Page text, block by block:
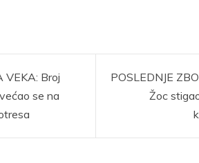
VEKA: Broj
se na
POSLEDNJE
Žoc